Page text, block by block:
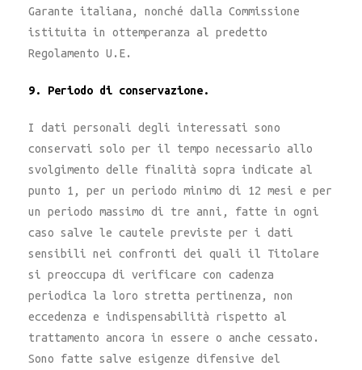
Garante italiana, nonché dalla Commissione
istituita in ottemperanza al predetto
Regolamento U.E.
9. Periodo di conservazione.
I dati personali degli interessati sono
conservati solo per il tempo necessario allo
svolgimento delle finalità sopra indicate al
punto 1, per un periodo minimo di 12 mesi e per
un periodo massimo di tre anni, fatte in ogni
caso salve le cautele previste per i dati
sensibili nei confronti dei quali il Titolare
si preoccupa di verificare con cadenza
periodica la loro stretta pertinenza, non
eccedenza e indispensabilità rispetto al
trattamento ancora in essere o anche cessato.
Sono fatte salve esigenze difensive del